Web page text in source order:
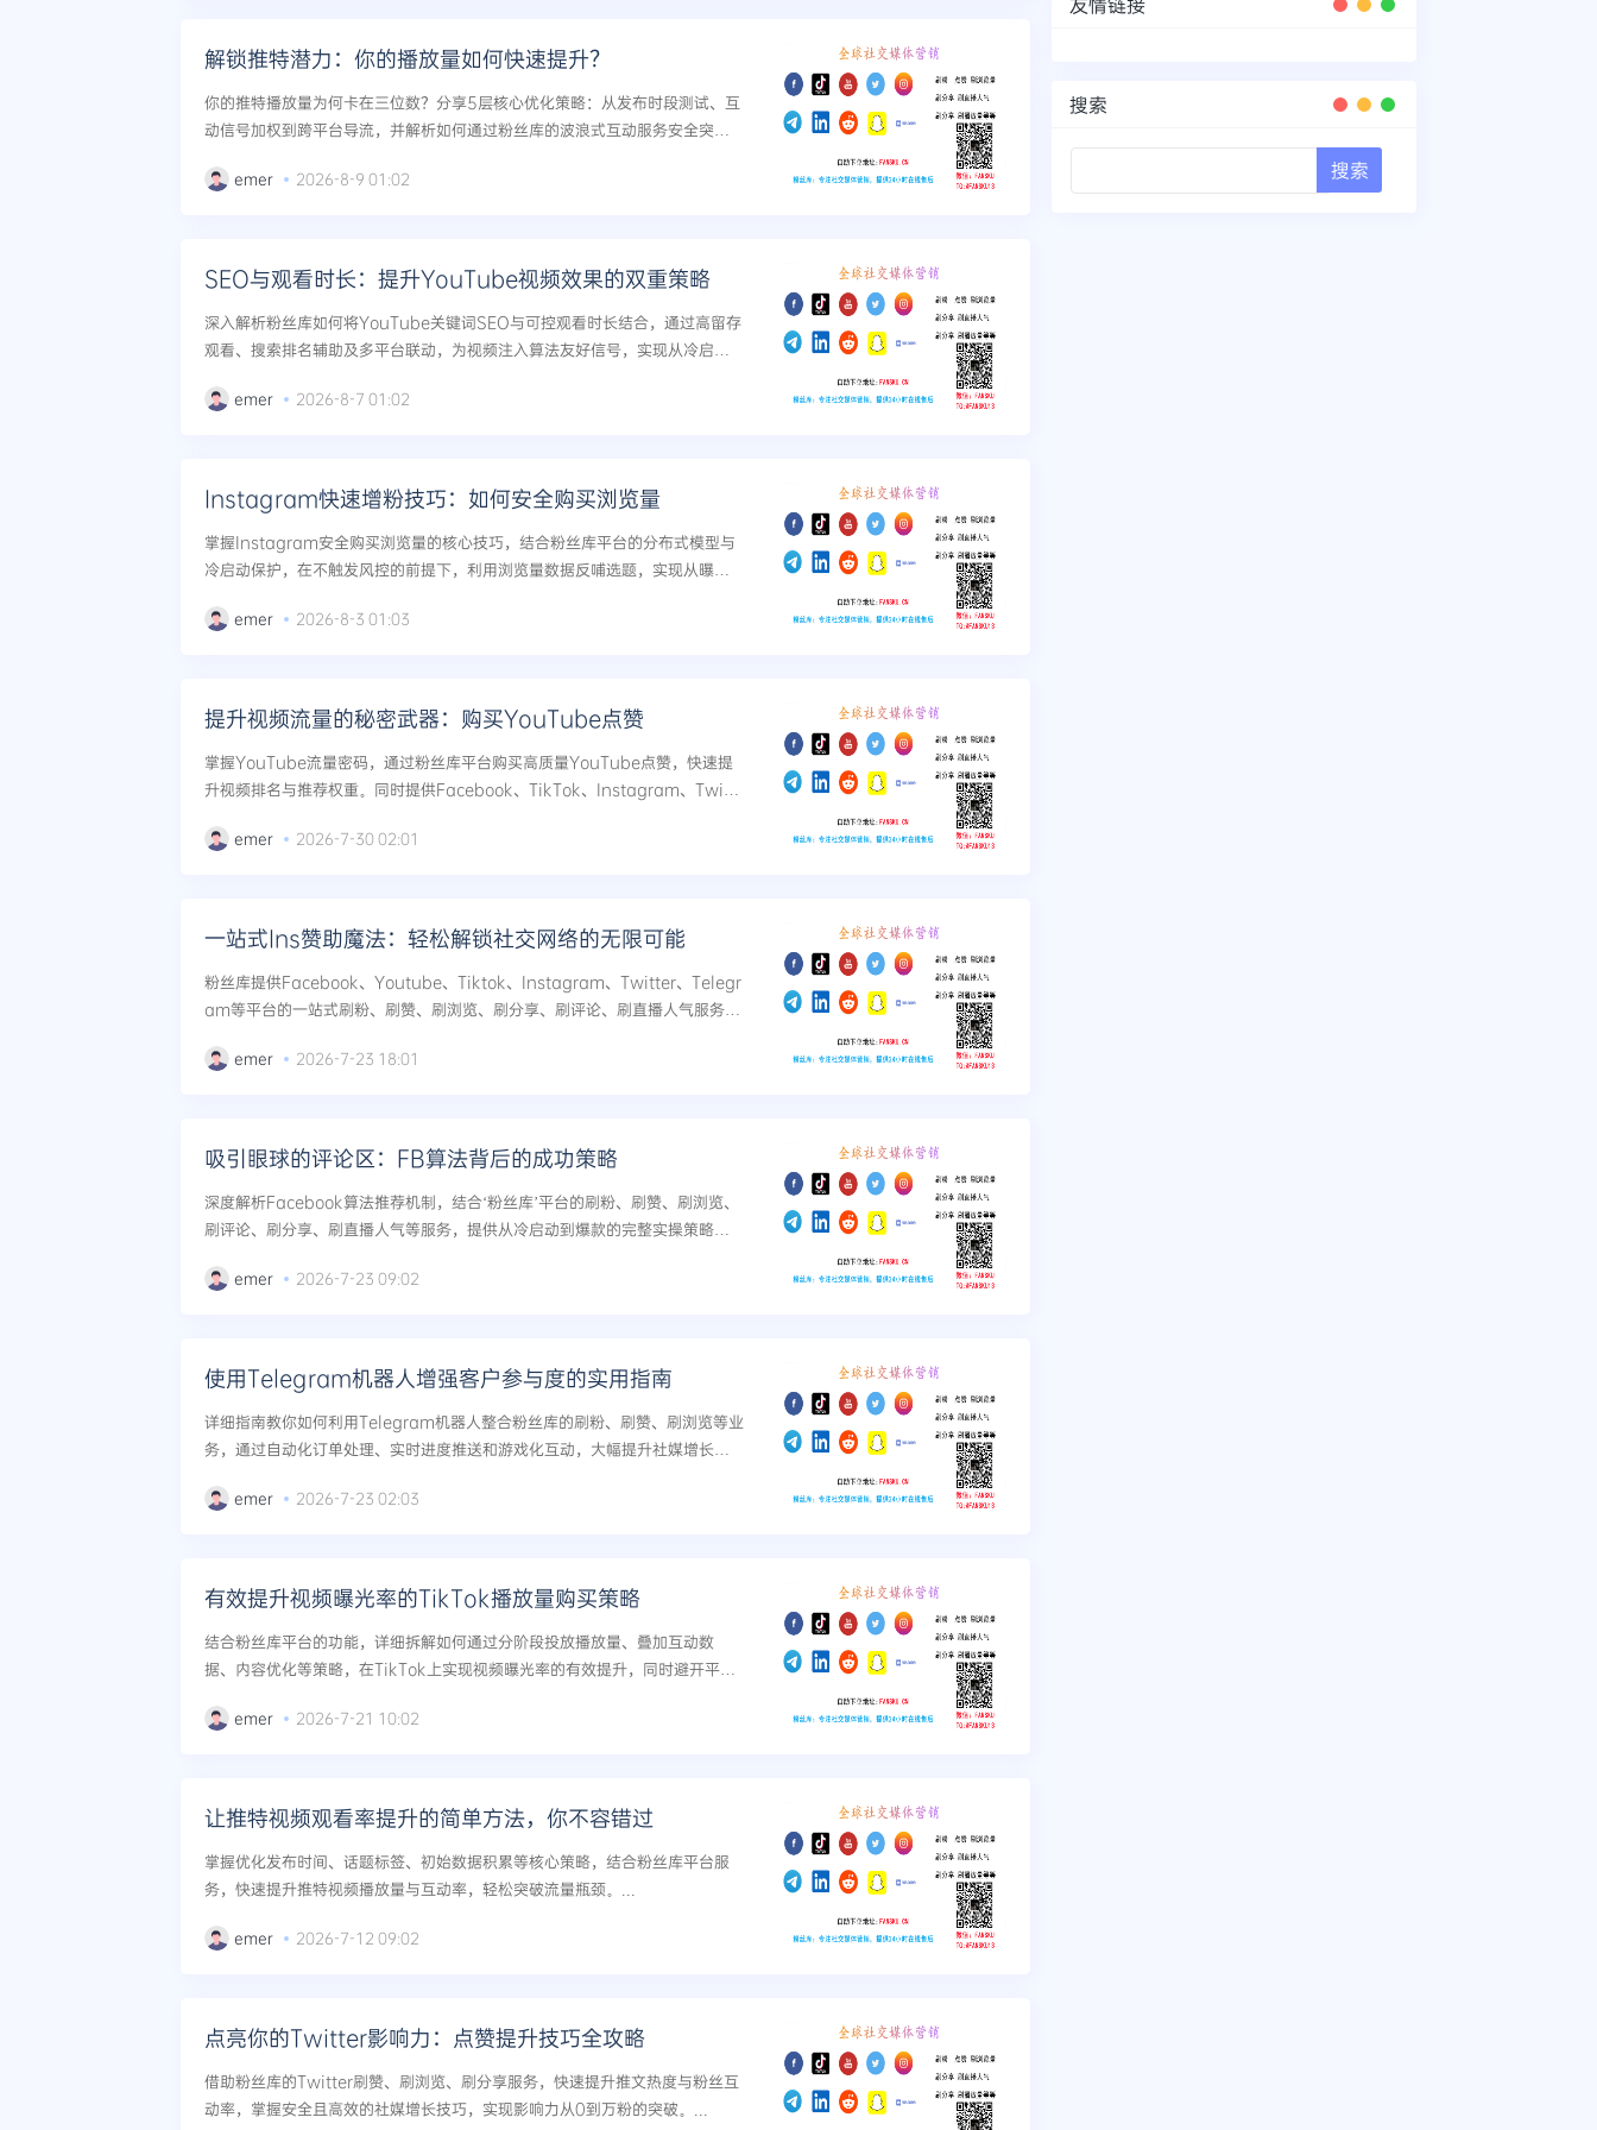
解锁推特潜力：你的播放量如何快速提升？
你的推特播放量为何卡在三位数？分享5层核心优化策略：从发布时段测试、互
动信号加权到跨平台导流，并解析如何通过粉丝库的波浪式互动服务安全突破
emer 2026-8-9 01:02
SEO与观看时长：提升YouTube视频效果的双重策略
深入解析粉丝库如何将YouTube关键词SEO与可控观看时长结合，通过高留存
观看、搜索排名辅助及多平台联动，为视频注入算法友好信号，实现从冷启动
emer 2026-8-7 01:02
Instagram快速增粉技巧：如何安全购买浏览量
掌握Instagram安全购买浏览量的核心技巧，结合粉丝库平台的分布式模型与
冷启动保护，在不触发风控的前提下，利用浏览量数据反哺选题，实现从曝光
emer 2026-8-3 01:03
提升视频流量的秘密武器：购买YouTube点赞
掌握YouTube流量密码，通过粉丝库平台购买高质量YouTube点赞，快速提
升视频排名与推荐权重。同时提供Facebook、TikTok、Instagram、Twitt
emer 2026-7-30 02:01
一站式Ins赞助魔法：轻松解锁社交网络的无限可能
粉丝库提供Facebook、Youtube、Tiktok、Instagram、Twitter、Telegr
am等平台的一站式刷粉、刷赞、刷浏览、刷分享、刷评论、刷直播人气服务。
emer 2026-7-23 18:01
吸引眼球的评论区：FB算法背后的成功策略
深度解析Facebook算法推荐机制，结合‘粉丝库’平台的刷粉、刷赞、刷浏览、
刷评论、刷分享、刷直播人气等服务，提供从冷启动到爆款的完整实操策略。
权重与流量转化。...
emer 2026-7-23 09:02
使用Telegram机器人增强客户参与度的实用指南
详细指南教你如何利用Telegram机器人整合粉丝库的刷粉、刷赞、刷浏览等业
务，通过自动化订单处理、实时进度推送和游戏化互动，大幅提升社媒增长服
emer 2026-7-23 02:03
有效提升视频曝光率的TikTok播放量购买策略
结合粉丝库平台的功能，详细拆解如何通过分阶段投放播放量、叠加互动数
据、内容优化等策略，在TikTok上实现视频曝光率的有效提升，同时避开平台
emer 2026-7-21 10:02
让推特视频观看率提升的简单方法，你不容错过
掌握优化发布时间、话题标签、初始数据积累等核心策略，结合粉丝库平台服
务，快速提升推特视频播放量与互动率，轻松突破流量瓶颈。...
emer 2026-7-12 09:02
点亮你的Twitter影响力：点赞提升技巧全攻略
借助粉丝库的Twitter刷赞、刷浏览、刷分享服务，快速提升推文热度与粉丝互
动率，掌握安全且高效的社媒增长技巧，实现影响力从0到万粉的突破。...
搜索